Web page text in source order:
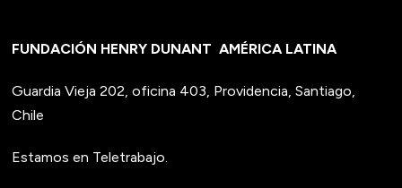
FUNDACIÓN HENRY DUNANTAMÉRICA LATINA
Guardia Vieja 202, oficina 403, Providencia, Santiago,
Chile
Estamos en Teletrabajo.